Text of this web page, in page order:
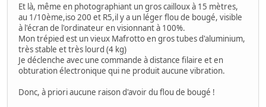
Et là, même en photographiant un gros cailloux à 15 mètres,
au 1/10ème,iso 200 et R5,il y a un léger flou de bougé, visible
à l'écran de l'ordinateur en visionnant à 100%.
Mon trépied est un vieux Mafrotto en gros tubes d'aluminium,
très stable et très lourd (4 kg)
Je déclenche avec une commande à distance filaire et en
obturation électronique qui ne produit aucune vibration.
Donc, à priori aucune raison d'avoir du flou de bougé !